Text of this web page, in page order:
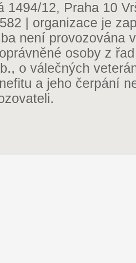
1494/12, Praha 10
| organizace je
není provozována
osoby z
o válečných
a jeho čerpání